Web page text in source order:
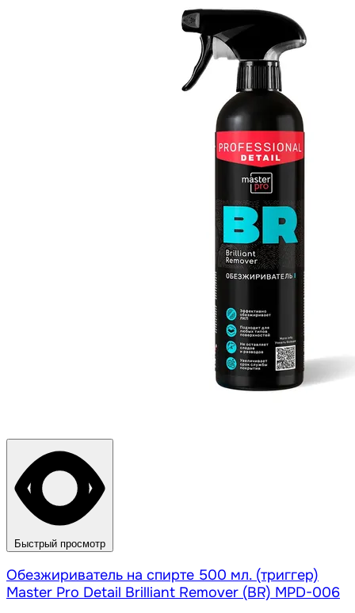
Быстрый просмотр
Обезжириватель на спирте 500 мл. (триггер)
Master Pro Detail Brilliant Remover (BR) MPD-006